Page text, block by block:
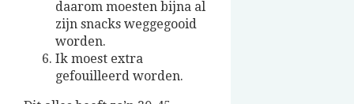
daarom moesten bijna al
zijn snacks weggegooid
worden.
Ik moest extra
gefouilleerd worden.